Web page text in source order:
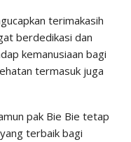
terimakasih
berdedikasi dan
kemanusiaan bagi
termasuk juga
pak Bie Bie tetap
terbaik bagi